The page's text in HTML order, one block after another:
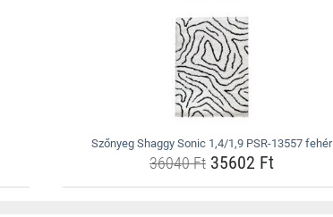
Szőnyeg Shaggy Sonic 1,4/1,9 PSR-13557 fehér
36040 Ft35602 Ft